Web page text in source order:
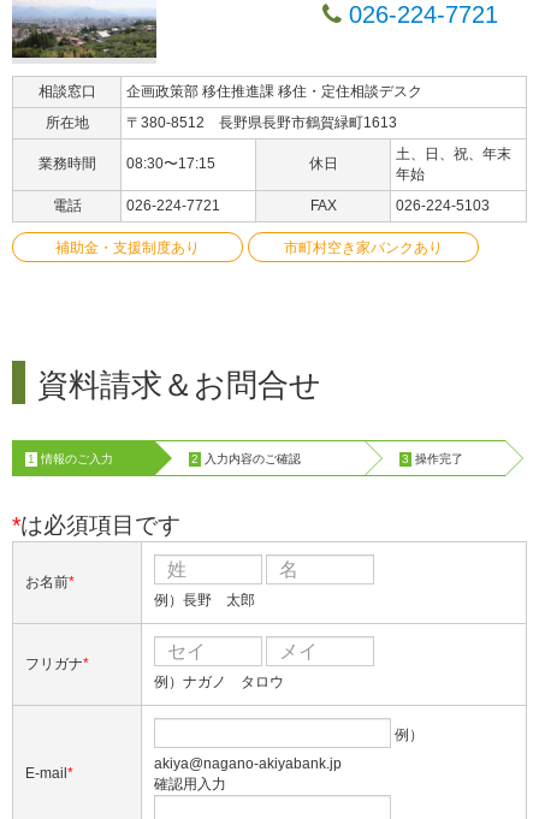
026-224-7721
相談窓口
企画政策部 移住推進課 移住・定住相談デスク
所在地
〒380-8512 長野県長野市鶴賀緑町1613
業務時間 08:30〜17:15 休日
土、日、祝、年末
年始
電話
026-224-7721 FAX 026-224-5103
補助金・支援制度あり 市町村空き家バンクあり
資料請求＆お問合せ
1 情報のご入力 2 入力内容のご確認 3 操作完了
*は必須項目です
お名前*
例）長野 太郎
フリガナ*
例）ナガノ タロウ
E-mail *
例）
akiya@nagano-akiyabank.jp
確認用入力